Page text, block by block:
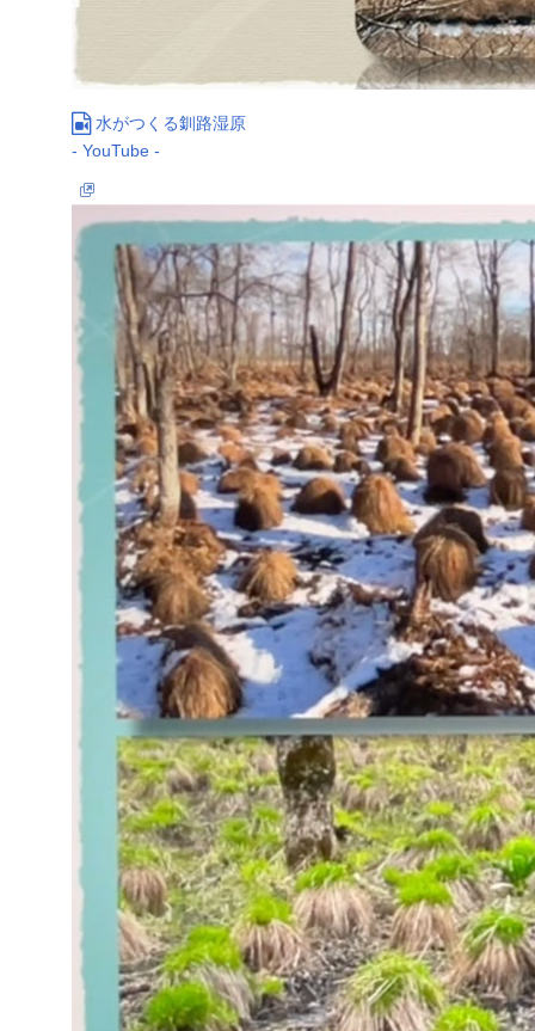
水がつくる釧路湿原
- YouTube -